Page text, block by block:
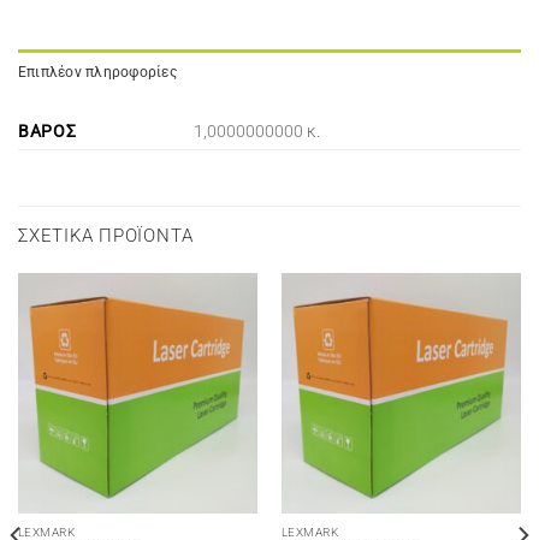
Επιπλέον πληροφορίες
ΒΆΡΟΣ 1,0000000000 κ.
ΣΧΕΤΙΚΆ ΠΡΟΪΌΝΤΑ
LEXMARK LEXMARK